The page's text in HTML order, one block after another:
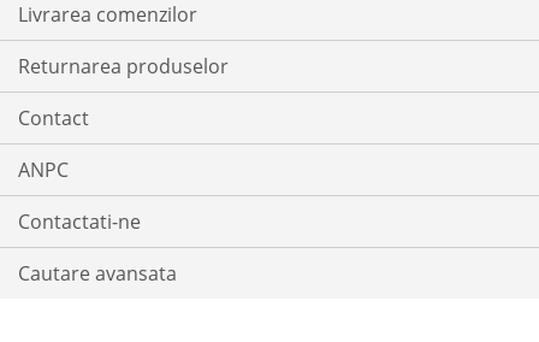
Livrarea comenzilor
Returnarea produselor
Contact
ANPC
Contactati-ne
Cautare avansata